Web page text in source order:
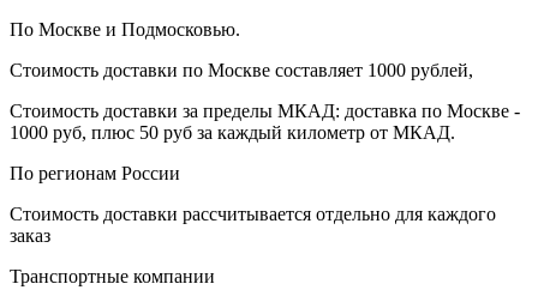
По Москве и Подмосковью.
Стоимость доставки по Москве составляет 1000 рублей,
Стоимость доставки за пределы МКАД: доставка по Москве -
1000 руб, плюс 50 руб за каждый километр от МКАД.
По регионам России
Стоимость доставки рассчитывается отдельно для каждого
заказ
Транспортные компании